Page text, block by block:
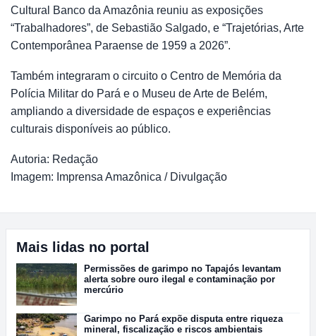
Cultural Banco da Amazônia reuniu as exposições
“Trabalhadores”, de Sebastião Salgado, e “Trajetórias, Arte
Contemporânea Paraense de 1959 a 2026”.
Também integraram o circuito o Centro de Memória da
Polícia Militar do Pará e o Museu de Arte de Belém,
ampliando a diversidade de espaços e experiências
culturais disponíveis ao público.
Autoria: Redação
Imagem: Imprensa Amazônica / Divulgação
Mais lidas no portal
Permissões de garimpo no Tapajós levantam
alerta sobre ouro ilegal e contaminação por
mercúrio
Garimpo no Pará expõe disputa entre riqueza
mineral, fiscalização e riscos ambientais